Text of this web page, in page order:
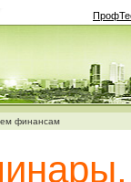
финансам